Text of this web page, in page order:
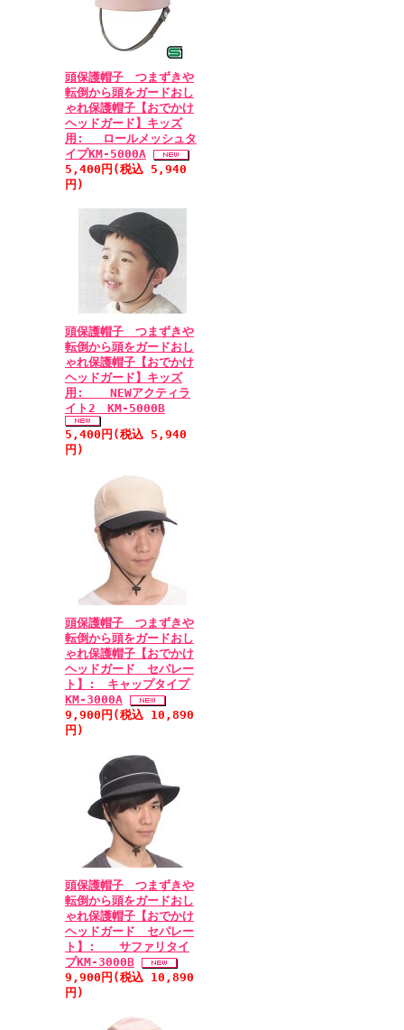
頭保護帽子 つまずきや
転倒から頭をガードおし
ゃれ保護帽子【おでかけ
ヘッドガード】キッズ
用: ロールメッシュタ
イプKM-5000A
5,400円(税込 5,940
円)
頭保護帽子 つまずきや
転倒から頭をガードおし
ゃれ保護帽子【おでかけ
ヘッドガード】キッズ
用: NEWアクティラ
イト2 KM-5000B
5,400円(税込 5,940
円)
頭保護帽子 つまずきや
転倒から頭をガードおし
ゃれ保護帽子【おでかけ
ヘッドガード セパレー
ト】: キャップタイプ
KM-3000A
9,900円(税込 10,890
円)
頭保護帽子 つまずきや
転倒から頭をガードおし
ゃれ保護帽子【おでかけ
ヘッドガード セパレー
ト】: サファリタイ
プKM-3000B
9,900円(税込 10,890
円)